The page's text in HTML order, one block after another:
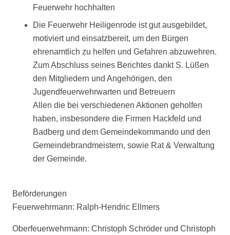
Feuerwehr hochhalten
Die Feuerwehr Heiligenrode ist gut ausgebildet,
motiviert und einsatzbereit, um den Bürgen
ehrenamtlich zu helfen und Gefahren abzuwehren.
Zum Abschluss seines Berichtes dankt S. Lüßen
den Mitgliedern und Angehörigen, den
Jugendfeuerwehrwarten und Betreuern
Allen die bei verschiedenen Aktionen geholfen
haben, insbesondere die Firmen Hackfeld und
Badberg und dem Gemeindekommando und den
Gemeindebrandmeistern, sowie Rat & Verwaltung
der Gemeinde.
Beförderungen
Feuerwehrmann: Ralph-Hendric Ellmers
Oberfeuerwehrmann: Christoph Schröder und Christoph